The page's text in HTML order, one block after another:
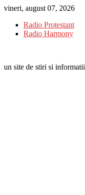
Skip
content
vineri, august 07, 2026
Radio Protestant
Radio Harmony
un site de stiri si informatii